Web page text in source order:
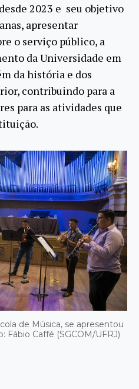
2023 e seu objetivo
apresentar
o serviço público, a
da Universidade em
da história e dos
contribuindo para a
para as atividades que
de Música, se apresentou
Fábio Caffé (SGCOM/UFRJ)